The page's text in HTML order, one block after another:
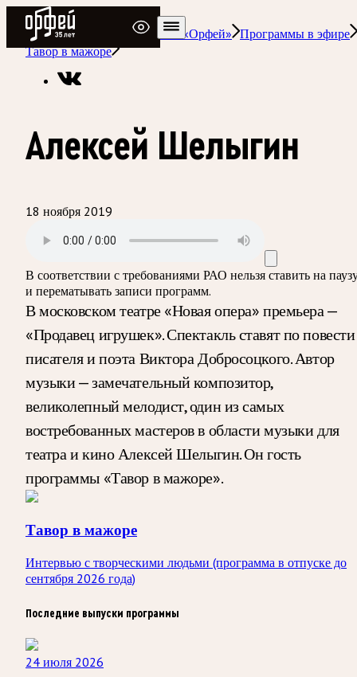
Радио Орфей
Радио классической музыки «Орфей» Программы в эфире
Тавор в мажоре
Алексей Шелыгин
18 ноября 2019
В соответствии с требованиями РАО нельзя ставить на
и перематывать записи программ.
В московском театре «Новая опера» премьера —
«Продавец игрушек». Спектакль ставят по повести
писателя и поэта Виктора Добросоцкого. Автор
музыки — замечательный композитор,
великолепный мелодист, один из самых
востребованных мастеров в области музыки для
театра и кино Алексей Шелыгин. Он гость
программы «Тавор в мажоре».
Тавор в мажоре
Интервью с творческими людьми (программа в отпуске до
сентября 2026 года)
Последние выпуски программы
24 июля 2026